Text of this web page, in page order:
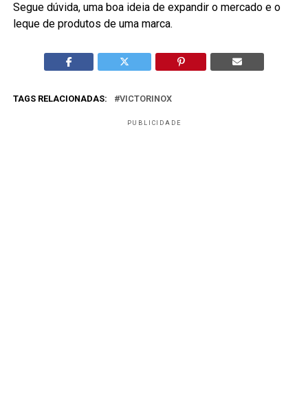
Segue dúvida, uma boa ideia de expandir o mercado e o
leque de produtos de uma marca.
TAGS RELACIONADAS: VICTORINOX
PUBLICIDADE